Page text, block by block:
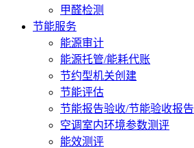
甲醛检测
节能服务
能源审计
能源托管/能耗代账
节约型机关创建
节能评估
节能报告验收/节能验收报告
空调室内环境参数测评
能效测评